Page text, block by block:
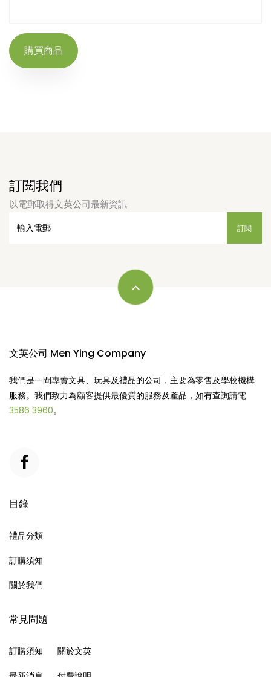
購買商品
訂閱我們
以電郵取得文英公司最新資訊
文英公司 Men Ying Company
我們是一間專賣文具、玩具及禮品的公司，主要為零售及學校機構
服務。我們致力為顧客提供最優質的服務及產品，如有查詢請電
3586 3960。
目錄
禮品分類
訂購須知
關於我們
常見問題
訂購須知 關於文英